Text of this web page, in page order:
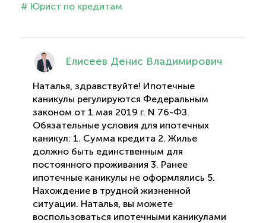
# Юрист по кредитам
Елисеев Денис Владимирович
Наталья, здравствуйте! Ипотечные
каникулы регулируются Федеральным
законом от 1 мая 2019 г. N 76-ФЗ.
Обязательные условия для ипотечных
каникул: 1. Сумма кредита 2. Жилье
должно быть единственным для
постоянного проживания 3. Ранее
ипотечные каникулы не оформлялись 5.
Нахождение в трудной жизненной
ситуации. Наталья, вы можете
воспользоваться ипотечными каникулами